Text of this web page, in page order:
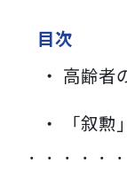
目次
・ 高齢者
・ 「叙勲
・・・・・